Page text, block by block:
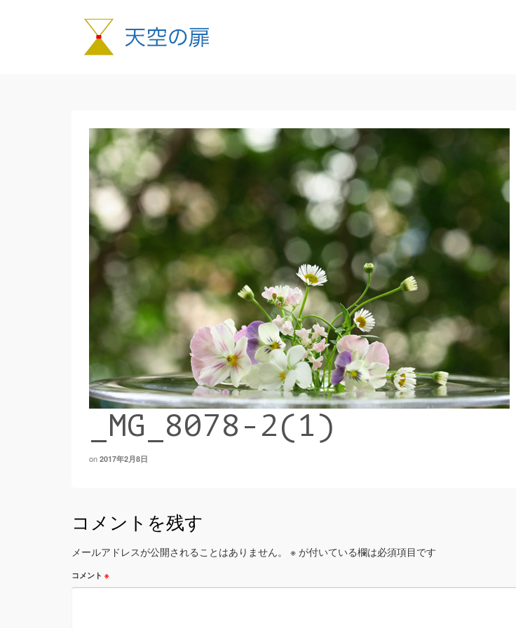
_MG_8078-2(1)
on 2017年2月8日
コメントを残す
メールアドレスが公開されることはありません。 ※ が付いている欄は必須項目です
コメント ※